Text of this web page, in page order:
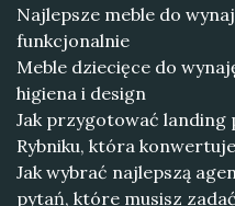
Najlepsze meble do
funkcjonalnie
Meble dziecięce do
higiena i design
Jak przygotować landing
Rybniku, która konwertuje
Jak wybrać najlepszą
pytań, które musisz zadać